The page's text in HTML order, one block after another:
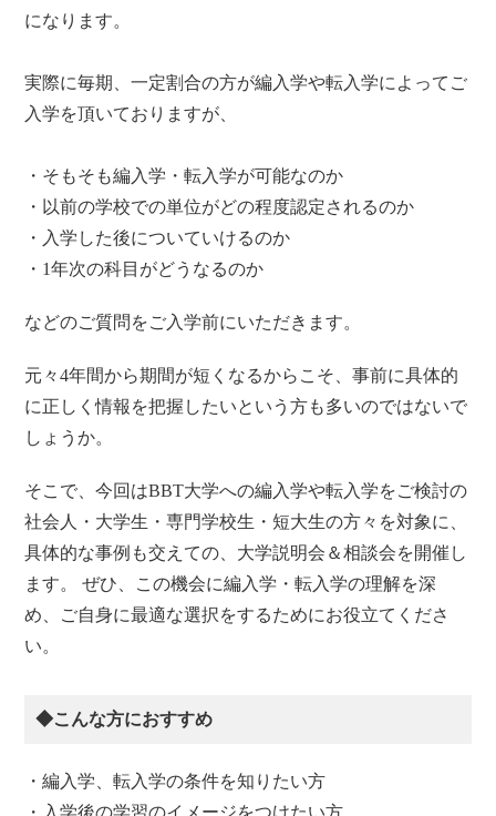
になります。
実際に毎期、一定割合の方が編入学や転入学によってご
入学を頂いておりますが、
・そもそも編入学・転入学が可能なのか
・以前の学校での単位がどの程度認定されるのか
・入学した後についていけるのか
・1年次の科目がどうなるのか
などのご質問をご入学前にいただきます。
元々4年間から期間が短くなるからこそ、事前に具体的
に正しく情報を把握したいという方も多いのではないで
しょうか。
そこで、今回はBBT大学への編入学や転入学をご検討の
社会人・大学生・専門学校生・短大生の方々を対象に、
具体的な事例も交えての、大学説明会＆相談会を開催し
ます。 ぜひ、この機会に編入学・転入学の理解を深
め、ご自身に最適な選択をするためにお役立てくださ
い。
◆こんな方におすすめ
・編入学、転入学の条件を知りたい方
・入学後の学習のイメージをつけたい方